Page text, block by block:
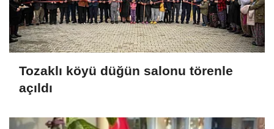
Tozaklı köyü düğün salonu törenle
açıldı